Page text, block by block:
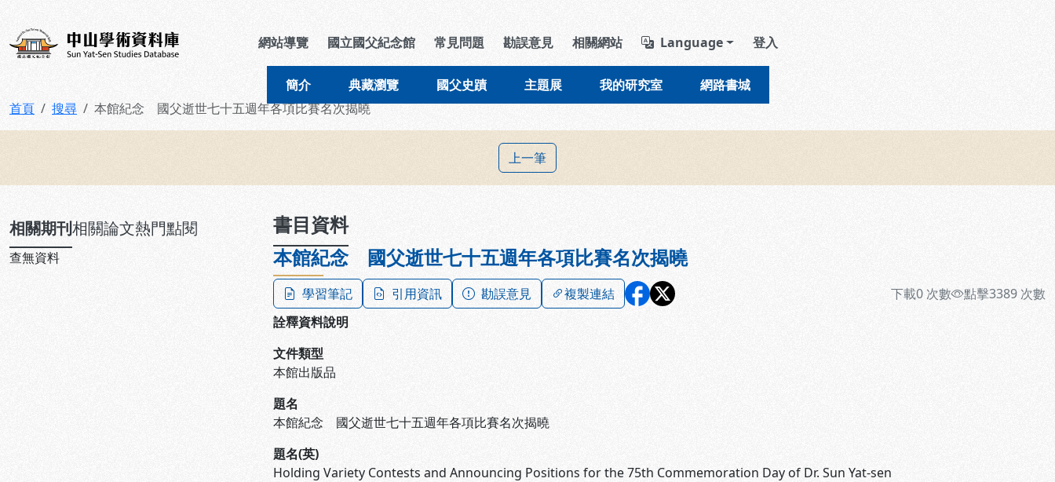
中山學術資料庫 導覽列區塊
網站導覽 國立國父紀念館 常見問題 勘誤意見 相關網站 Language 登入
簡介 典藏瀏覽 國父史蹟 主題展 我的研究室 網路書城
首頁 搜尋 本館紀念 國父逝世七十五週年各項比賽名次揭曉
上一筆
相關期刊相關論文熱門點閱
查無資料
書目資料
本館紀念 國父逝世七十五週年各項比賽名次揭曉
學習筆記 引用資訊 勘誤意見 複製連結 下載0 次數 點擊3389 次數
詮釋資料說明
文件類型
本館出版品
題名
本館紀念 國父逝世七十五週年各項比賽名次揭曉
題名(英)
Holding Variety Contests and Announcing Positions for the 75th Commemoration Day of Dr. Sun Yat-sen